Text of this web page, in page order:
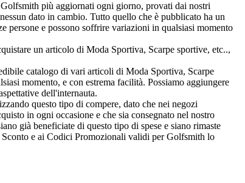
più aggiornati ogni giorno, provati dai nostri
dato in cambio. Tutto quello che è pubblicato ha un
persone e possono soffrire variazioni in qualsiasi momento
un articolo di Moda Sportiva, Scarpe sportive, etc..,
catalogo di vari articoli di Moda Sportiva, Scarpe
momento, e con estrema facilità. Possiamo aggiungere
dell'internauta.
questo tipo di compere, dato che nei negozi
in ogni occasione e che sia consegnato nel nostro
già beneficiate di questo tipo di spese e siano rimaste
e ai Codici Promozionali validi per Golfsmith lo